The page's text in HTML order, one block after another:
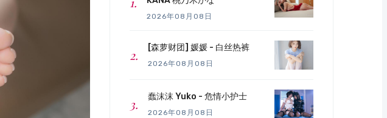
2026年08月08日
[森萝财团] 媛媛 - 白丝热裤
2026年08月08日
蠢沫沫 Yuko - 危情小护士
2026年08月08日